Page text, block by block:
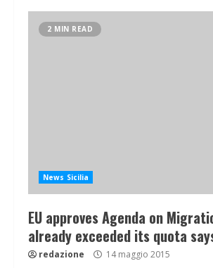
2 MIN READ
News Sicilia
EU approves Agenda on
already exceeded its quota
redazione 14 maggio 2015